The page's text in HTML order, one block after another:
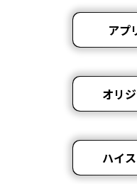
アプ
オリ
ハイ